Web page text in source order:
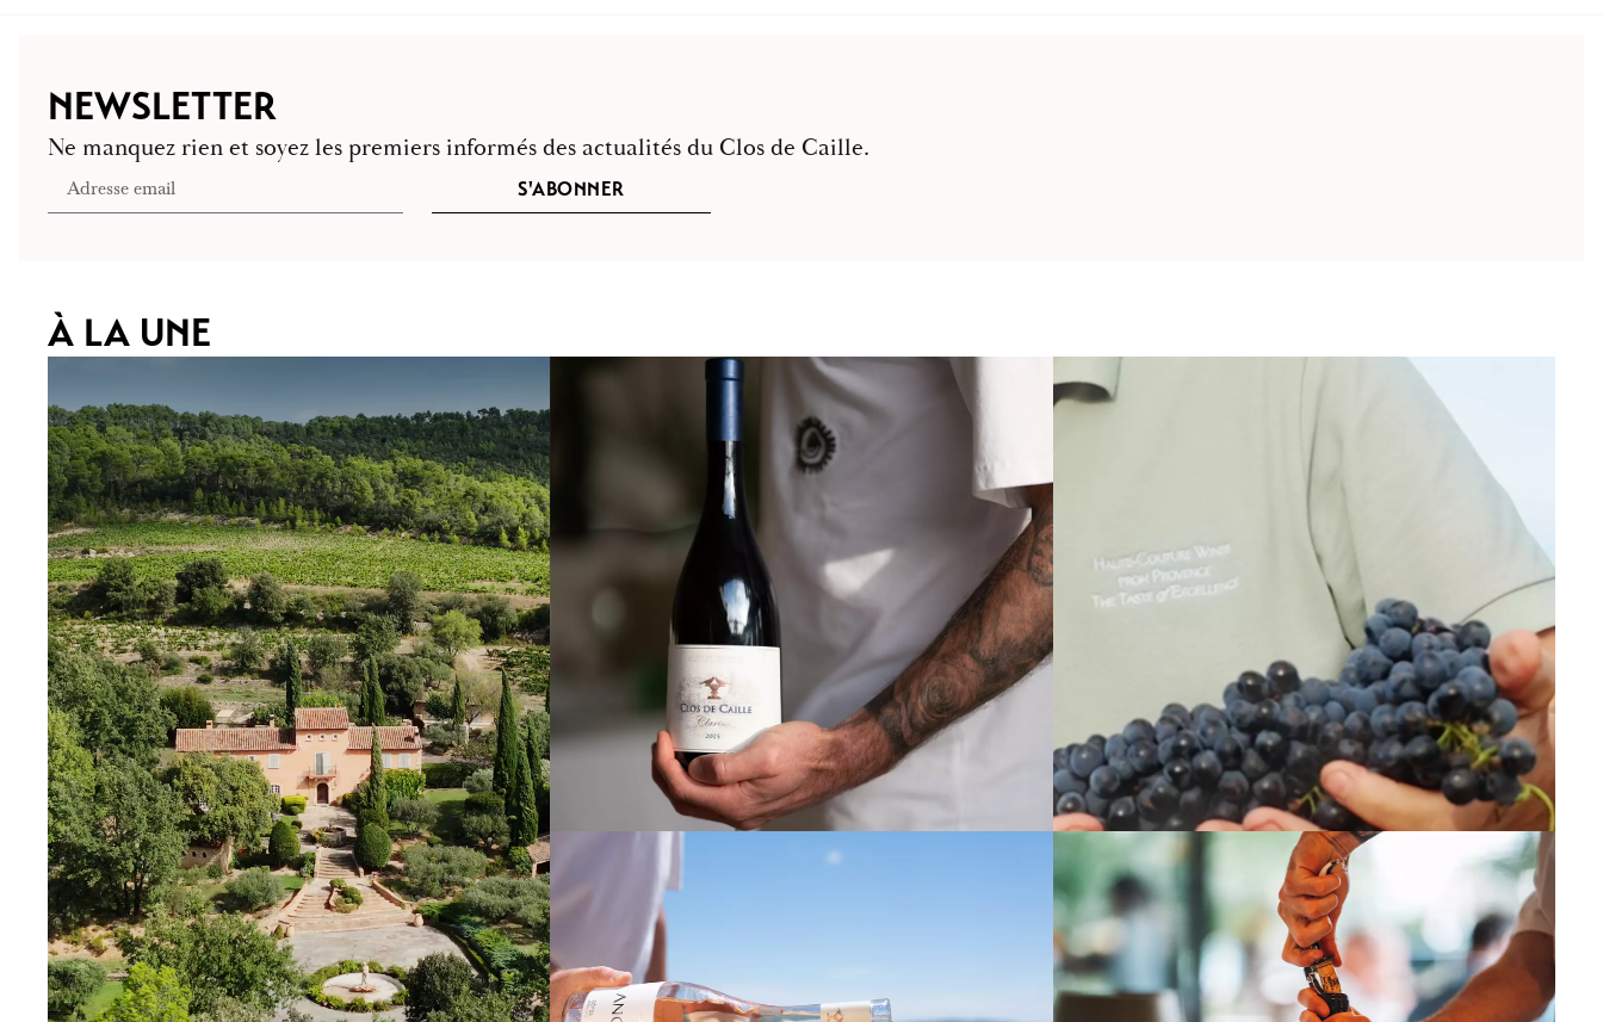
NEWSLETTER
Ne manquez rien et soyez les premiers informés des actualités du Clos de Caille.
S'ABONNER
À LA UNE